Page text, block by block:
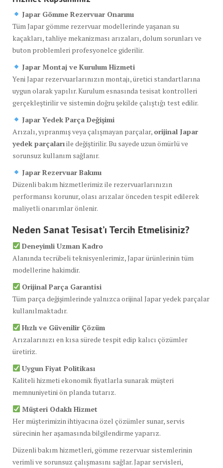
Japar Gömme Rezervuar Onarımı
Tüm Japar gömme rezervuar modellerinde yaşanan su
kaçakları, tahliye mekanizması arızaları, dolum sorunları ve
buton problemleri profesyonelce giderilir.
Japar Montaj ve Kurulum Hizmeti
Yeni Japar rezervuarlarınızın montajı, üretici standartlarına
uygun olarak yapılır. Kurulum esnasında tesisat kontrolleri
gerçekleştirilir ve sistemin doğru şekilde çalıştığı test edilir.
Japar Yedek Parça Değişimi
Arızalı, yıpranmış veya çalışmayan parçalar, orijinal Japar
yedek parçalarıile değiştirilir. Bu sayede uzun ömürlü ve
sorunsuz kullanım sağlanır.
Japar Rezervuar Bakımı
Düzenli bakım hizmetlerimiz ile rezervuarlarınızın
performansı korunur, olası arızalar önceden tespit edilerek
maliyetli onarımlar önlenir.
Neden Sanat Tesisat’ı Tercih Etmelisiniz?
Deneyimli Uzman Kadro
Alanında tecrübeli teknisyenlerimiz, Japar ürünlerinin tüm
modellerine hakimdir.
Orijinal Parça Garantisi
Tüm parça değişimlerinde yalnızca orijinal Japar yedek parçalar
kullanılmaktadır.
Hızlı ve Güvenilir Çözüm
Arızalarınızı en kısa sürede tespit edip kalıcı çözümler
üretiriz.
Uygun Fiyat Politikası
Kaliteli hizmeti ekonomik fiyatlarla sunarak müşteri
memnuniyetini ön planda tutarız.
Müşteri Odaklı Hizmet
Her müşterimizin ihtiyacına özel çözümler sunar, servis
sürecinin her aşamasında bilgilendirme yaparız.
Düzenli bakım hizmetleri, gömme rezervuar sistemlerinin
verimli ve sorunsuz çalışmasını sağlar. Japar servisleri,